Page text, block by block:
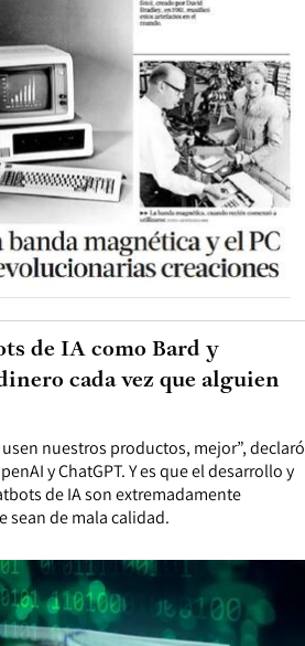
nuestros productos, mejor”, declaró
y ChatGPT. Y es que el desarrollo y
de IA son extremadamente
sean de mala calidad.
de IA como Bard y
cada vez que alguien